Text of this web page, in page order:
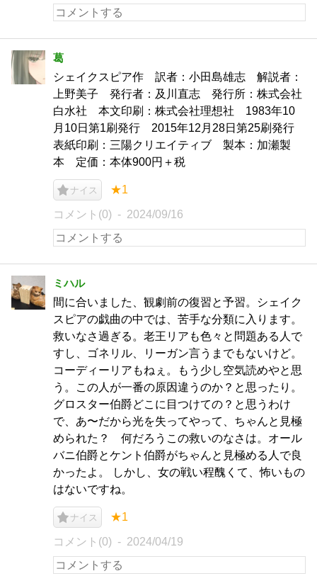
葛
シェイクスピア作 訳者：小田島雄志 解説者：
上野美子 発行者：及川直志 発行所：株式会社
白水社 本文印刷：株式会社理想社 1983年10
月10日第1刷発行 2015年12月28日第25刷発行
表紙印刷：三陽クリエイティブ 製本：加瀬製
本 定価：本体900円＋税
ナイス ★1
コメント(0) 2024/09/16
ミハル
間に合いました、観劇前の復習と予習。シェイク
スピアの戯曲の中では、苦手な分類に入ります。
救いなさ過ぎる。老王リアも色々と問題ある人で
すし、ゴネリル、リーガン言うまでもないけど。
コーディーリアもねぇ。もう少し空気読めやと思
う。この人が一番の原因違うのか？と思ったり。
グロスター伯爵どこに目つけての？と思うわけ
で、あ〜だから光を失ってやって、ちゃんと見極
められた？ 何だろうこの救いのなさは。オール
バニ伯爵とケント伯爵がちゃんと見極める人で良
かったよ。 しかし、女の戦い程醜くて、怖いもの
はないですね。
ナイス ★1
コメント(0) 2024/04/19